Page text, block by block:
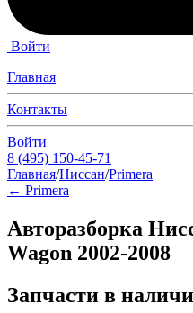
Войти
Главная
Контакты
Войти
8 (495) 150-45-71
Главная/Ниссан/Primera
← Primera
Авторазборка
Wagon 2002-2008
Запчасти в